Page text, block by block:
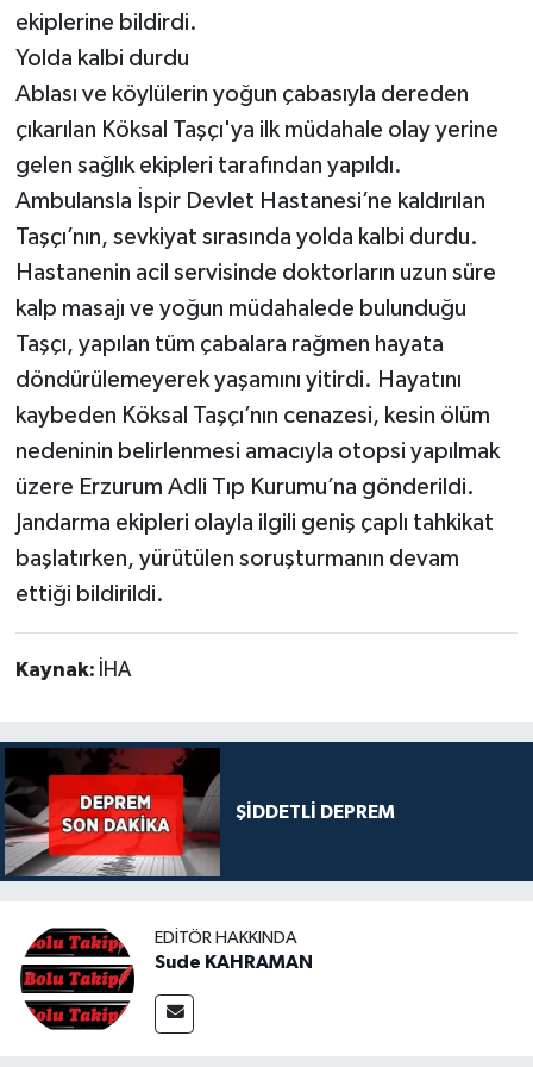
ekiplerine bildirdi.
Yolda kalbi durdu
Ablası ve köylülerin yoğun çabasıyla dereden
çıkarılan Köksal Taşçı'ya ilk müdahale olay yerine
gelen sağlık ekipleri tarafından yapıldı.
Ambulansla İspir Devlet Hastanesi’ne kaldırılan
Taşçı’nın, sevkiyat sırasında yolda kalbi durdu.
Hastanenin acil servisinde doktorların uzun süre
kalp masajı ve yoğun müdahalede bulunduğu
Taşçı, yapılan tüm çabalara rağmen hayata
döndürülemeyerek yaşamını yitirdi. Hayatını
kaybeden Köksal Taşçı’nın cenazesi, kesin ölüm
nedeninin belirlenmesi amacıyla otopsi yapılmak
üzere Erzurum Adli Tıp Kurumu’na gönderildi.
Jandarma ekipleri olayla ilgili geniş çaplı tahkikat
başlatırken, yürütülen soruşturmanın devam
ettiği bildirildi.
Kaynak: İHA
ŞİDDETLİ DEPREM
EDITÖR HAKKINDA
Sude KAHRAMAN